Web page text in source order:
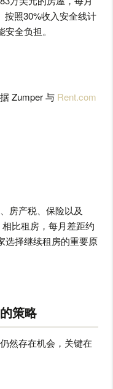
按照30%收入安全线计
全负担。
Zumper 与 Rent.com
房产税、保险以及
比租房，每月差距约
选择继续租房的重要原
策略
然存在机会，关键在